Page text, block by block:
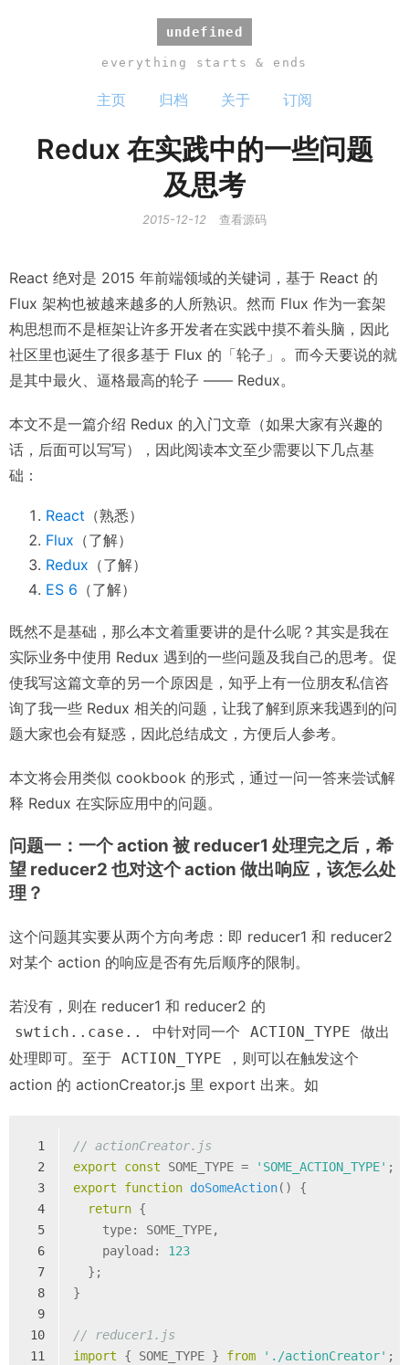
undefined
everything starts & ends
主页 归档 关于 订阅
Redux 在实践中的一些问题
及思考
2015-12-12 查看源码
React 绝对是 2015 年前端领域的关键词，基于 React 的
Flux 架构也被越来越多的人所熟识。然而 Flux 作为一套架
构思想而不是框架让许多开发者在实践中摸不着头脑，因此
社区里也诞生了很多基于 Flux 的「轮子」。而今天要说的就
是其中最火、逼格最高的轮子 —— Redux。
本文不是一篇介绍 Redux 的入门文章（如果大家有兴趣的
话，后面可以写写），因此阅读本文至少需要以下几点基
础：
React （熟悉）
Flux （了解）
Redux （了解）
ES 6 （了解）
既然不是基础，那么本文着重要讲的是什么呢？其实是我在
实际业务中使用 Redux 遇到的一些问题及我自己的思考。促
使我写这篇文章的另一个原因是，知乎上有一位朋友私信咨
询了我一些 Redux 相关的问题，让我了解到原来我遇到的问
题大家也会有疑惑，因此总结成文，方便后人参考。
本文将会用类似 cookbook 的形式，通过一问一答来尝试解
释 Redux 在实际应用中的问题。
问题一：一个 action 被 reducer1 处理完之后，希
望 reducer2 也对这个 action 做出响应，该怎么处
理？
这个问题其实要从两个方向考虑：即 reducer1 和 reducer2
对某个 action 的响应是否有先后顺序的限制。
若没有，则在 reducer1 和 reducer2 的
swtich..case.. 中针对同一个 ACTION_TYPE
做出
处理即可。至于 ACTION_TYPE
，则可以在触发这个
action 的 actionCreator.js 里 export 出来。如
1
2
3
4
5
6
7
8
9
10
11
// actionCreator.js
export
const SOME_TYPE = 'SOME_ACTION_TYPE' ;
export
function doSomeAction( ) {
return {
    type: SOME_TYPE,
    payload:
123
  };
}
// reducer1.js
import { SOME_TYPE } from './actionCreator' ;